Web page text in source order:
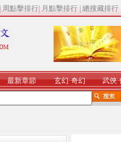
周點擊排行 月點擊排行 總搜藏排行
最新章節 玄幻·奇幻 武俠·